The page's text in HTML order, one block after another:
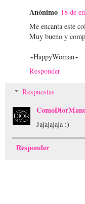
Anónimo 18 de
Me encanta este
Muy bueno y
~HappyWoman~
Responder
Respuestas
Jajajajaja :)
Responder